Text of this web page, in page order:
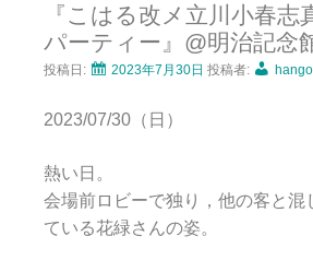
ン
ツ
へ
キ
プ
『こはる改メ立川小春志
パーティー』@明治記念
投稿日: 2023年7月30日 投稿者:
2023/07/30（日）
熱い日。
会場前ロビーで独り，他の客と混
ている花緑さんの姿。